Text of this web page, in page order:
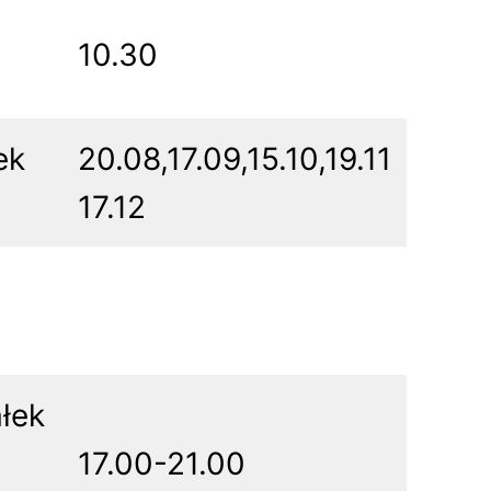
10.30
20.08,17.09,15.10,19.11
17.12
17.00-21.00